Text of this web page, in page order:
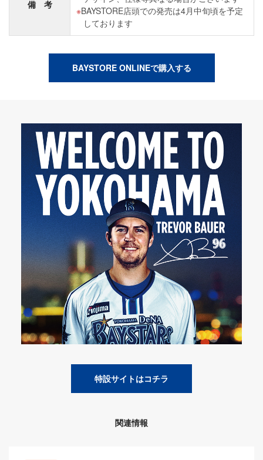
備 考
BAYSTORE店頭での発売は4月中旬頃を予定
しております
BAYSTORE ONLINEで購入する
特設サイトはコチラ
関連情報